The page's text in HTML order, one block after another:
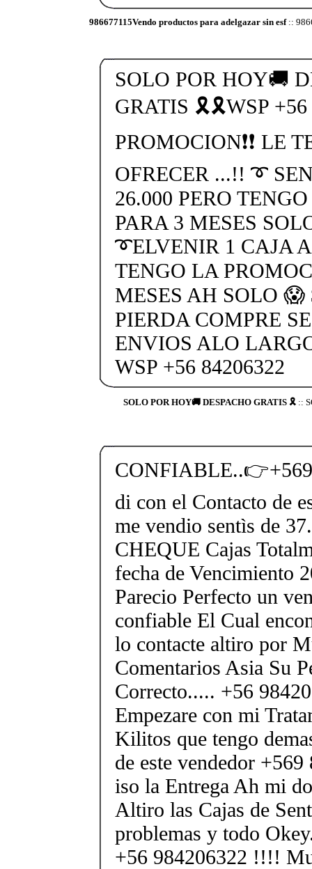
986677115Vendo productos para adelgazar sin esf::
SOLO POR HOY🚚
GRATIS 🎗🎗WSP +56
PROMOCION❗❗ LE
OFRECER ...!! ➰
26.000 PERO
PARA 3 MESES
➰ELVENIR 1 CAJA
TENGO LA
MESES AH SOLO 😱
PIERDA COMPRE
ENVIOS ALO
WSP +56 84206322
SOLO POR HOY🚚 DESPACHO GRATIS 🎗::
di con el Contacto de
me vendio sentìs de
CHEQUE Cajas
fecha de Vencimiento
Parecio Perfecto un
confiable El Cual
lo contacte altiro por
Comentarios Asia Su
Correcto..... +56
Empezare con mi
Kilitos que tengo
de este vendedor
iso la Entrega Ah mi
Altiro las Cajas de
problemas y todo
+56 984206322 !!!!